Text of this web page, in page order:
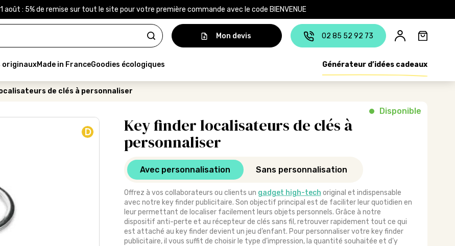
août : 5% de remise sur tout le site pour votre première commande avec le code BIENVENUE
Mon devis
02 85 52 92 73
originauxMade in FranceGoodies écologiques Générateur d’idées cadeaux
de clés à personnaliser
D
Key finder localisateurs de clés à
personnaliser
Disponible
Avec personnalisation Sans personnalisation
Offrez à vos collaborateurs ou clients un gadget high-tech original et indispensable
avec notre key finder publicitaire. Son objectif principal est de faciliter leur quotidien en
leur permettant de localiser facilement leurs objets personnels. Grâce à notre
dispositif anti-perte et au récepteur de clés sans fil, retrouver rapidement tout ce qui
est attaché au key finder devient un jeu d’enfant. Pour personnaliser votre key finder
publicitaire, il vous suffit de choisir le type d’impression, la quantité souhaitée et d’y